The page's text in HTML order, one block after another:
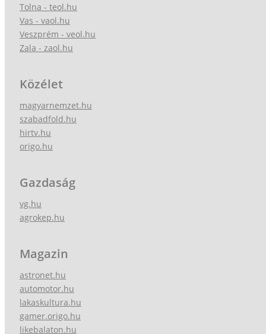
Tolna - teol.hu
Vas - vaol.hu
Veszprém - veol.hu
Zala - zaol.hu
Közélet
magyarnemzet.hu
szabadfold.hu
hirtv.hu
origo.hu
Gazdaság
vg.hu
agrokep.hu
Magazin
astronet.hu
automotor.hu
lakaskultura.hu
gamer.origo.hu
likebalaton.hu